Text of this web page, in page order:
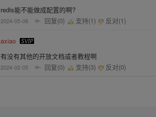
redis能不能做成配置的啊?
2024-05-08 回复(0) 支持(1) 反对(1)
axiao
有没有其他的开放文档或者教程啊
2024-02-05 回复(0) 支持(3) 反对(0)